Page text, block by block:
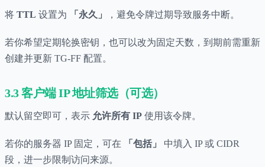
将 TTL 设置为 「永久」 ，避免令牌过期导致服务中断。
若你希望定期轮换密钥，也可以改为固定天数，到期前需重新
创建并更新 TG-FF 配置。
3.3 客户端 IP 地址筛选（可选）
默认留空即可，表示 允许所有 IP 使用该令牌。
若你的服务器 IP 固定，可在 「包括」
中填入 IP 或 CIDR
段，进一步限制访问来源。